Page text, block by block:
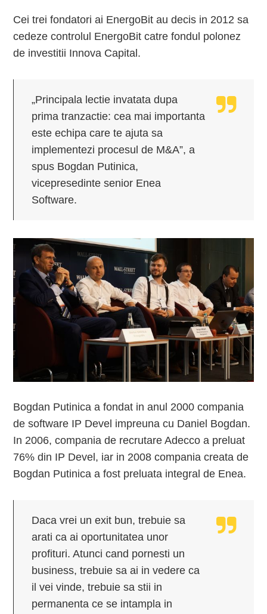
Cei trei fondatori ai EnergoBit au decis in 2012 sa
cedeze controlul EnergoBit catre fondul polonez
de investitii Innova Capital.
„Principala lectie invatata dupa
prima tranzactie: cea mai importanta
este echipa care te ajuta sa
implementezi procesul de M&A”, a
spus Bogdan Putinica,
vicepresedinte senior Enea
Software.
Bogdan Putinica a fondat in anul 2000 compania
de software IP Devel impreuna cu Daniel Bogdan.
In 2006, compania de recrutare Adecco a preluat
76% din IP Devel, iar in 2008 compania creata de
Bogdan Putinica a fost preluata integral de Enea.
Daca vrei un exit bun, trebuie sa
arati ca ai oportunitatea unor
profituri. Atunci cand pornesti un
business, trebuie sa ai in vedere ca
il vei vinde, trebuie sa stii in
permanenta ce se intampla in